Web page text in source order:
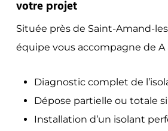
votre projet
Située près de Saint-Amand-
équipe vous accompagne de A
Diagnostic complet de
Dépose partielle ou totale
Installation d’un isolant